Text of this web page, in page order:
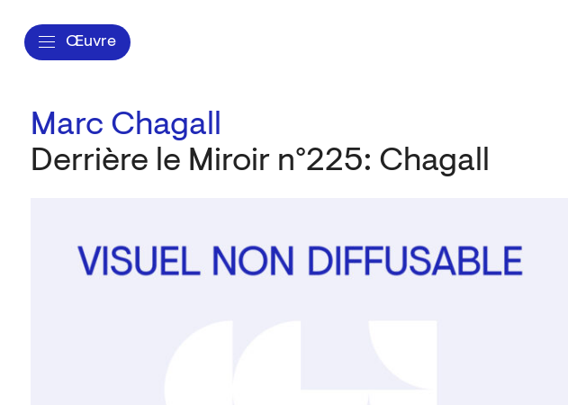
Œuvre
Marc Chagall
Derrière le Miroir n°225: Chagall